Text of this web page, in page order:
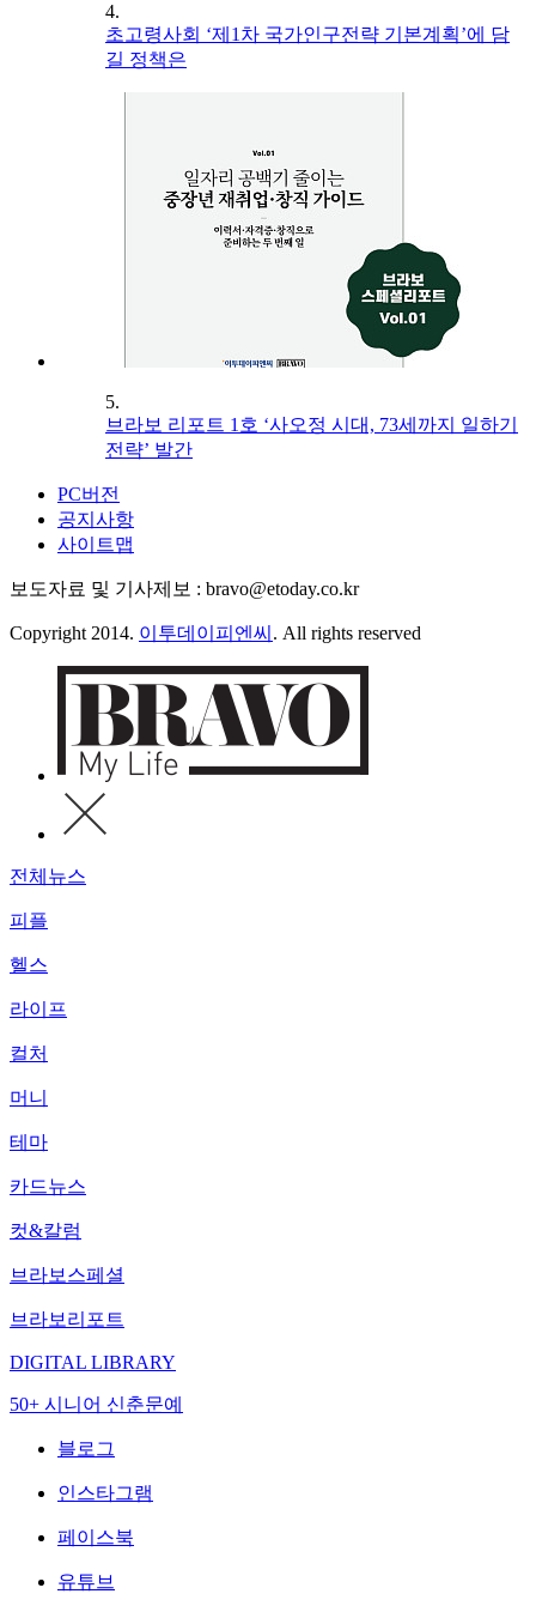
4.
초고령사회 ‘제1차 국가인구전략 기본계획’에 담
길 정책은
5.
브라보 리포트 1호 ‘사오정 시대, 73세까지 일하기
전략’ 발간
PC버전
공지사항
사이트맵
보도자료 및 기사제보 : bravo@etoday.co.kr
Copyright 2014. 이투데이피엔씨 . All rights reserved
전체뉴스
피플
헬스
라이프
컬처
머니
테마
카드뉴스
컷&칼럼
브라보스페셜
브라보리포트
DIGITAL LIBRARY
50+ 시니어 신춘문예
블로그
인스타그램
페이스북
유튜브